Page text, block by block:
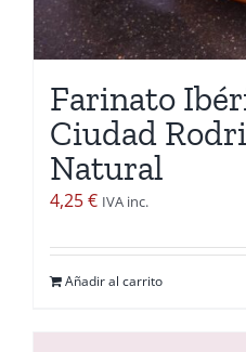
página
de
Farinato
Ciudad
Natural
4,25€ IVA inc.
Añadir al carrito